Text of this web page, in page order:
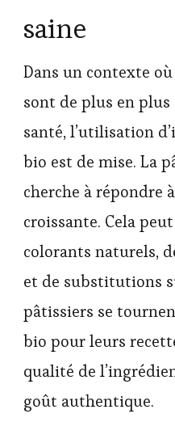
saine
Dans un contexte
sont de plus en
santé, l’utilisation
bio est de mise. La
cherche à répondre
croissante. Cela
colorants naturels,
et de substitutions
pâtissiers se
bio pour leurs
qualité de
goût authentique.